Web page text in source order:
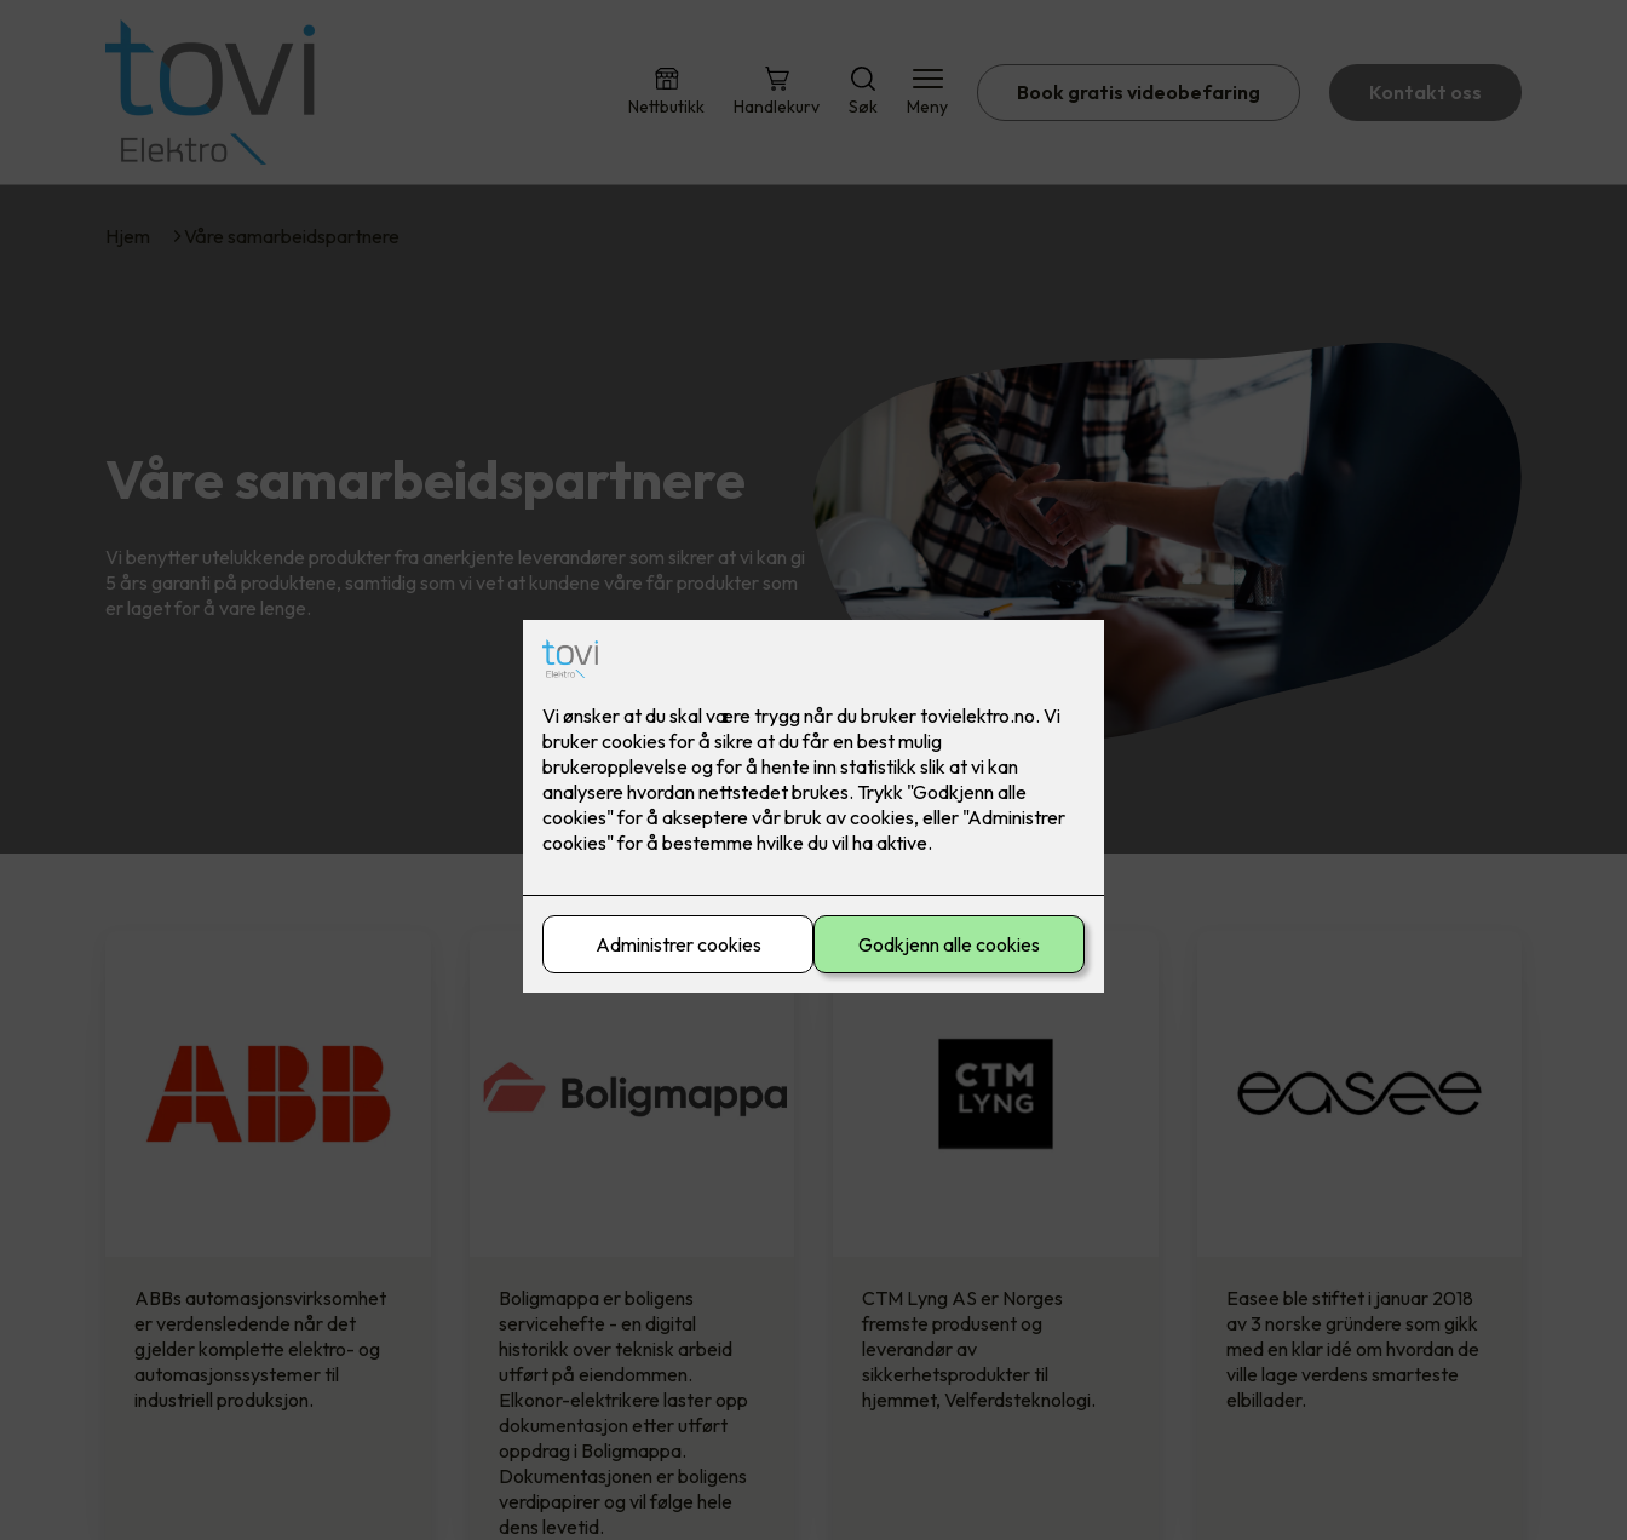
Nettbutikk Handlekurv Søk Meny
Book gratis videobefaring Kontakt oss
Hjem Våre samarbeidspartnere
Våre samarbeidspartnere
Vi benytter utelukkende produkter fra anerkjente leverandører som sikrer at vi kan gi
5 års garanti på produktene, samtidig som vi vet at kundene våre får produkter som
er laget for å vare lenge.
ABBs automasjonsvirksomhet
er verdensledende når det
gjelder komplette elektro- og
automasjonssystemer til
industriell produksjon.
Boligmappa er boligens
servicehefte - en digital
historikk over teknisk arbeid
utført på eiendommen.
Elkonor-elektrikere laster opp
dokumentasjon etter utført
oppdrag i Boligmappa.
Dokumentasjonen er boligens
verdipapirer og vil følge hele
dens levetid.
CTM Lyng AS er Norges
fremste produsent og
leverandør av
sikkerhetsprodukter til
hjemmet, Velferdsteknologi.
Easee ble stiftet i januar 2018
av 3 norske gründere som gikk
med en klar idé om hvordan de
ville lage verdens smarteste
elbillader.